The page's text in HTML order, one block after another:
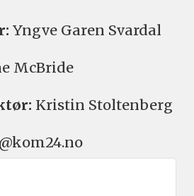
Yngve Garen Svardal
McBride
Kristin Stoltenberg